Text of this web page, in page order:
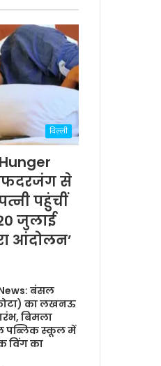
दिल्ली
से
पहुंचीं
जुलाई
आंदोलन’
बंसल
का लखनऊ
बिमला
पब्लिक स्कूल में
विंग का